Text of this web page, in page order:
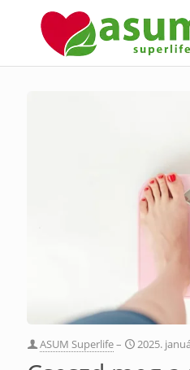
ASUM Superlife– 2025.